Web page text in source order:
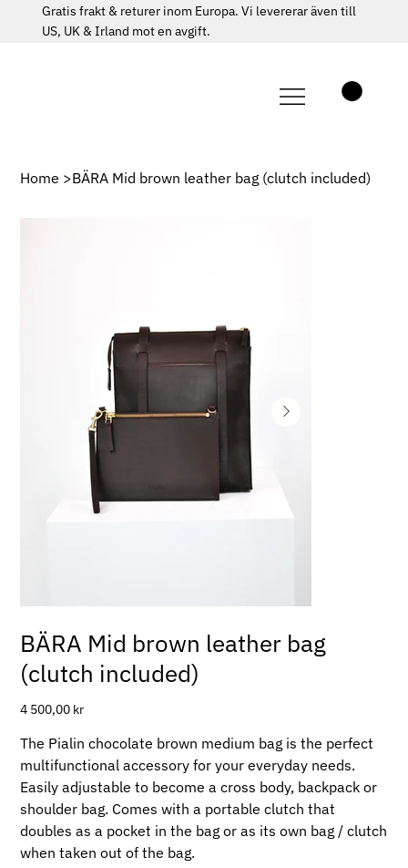
Gratis frakt & returer inom Europa. Vi levererar även till
US, UK & Irland mot en avgift.
Home >BÄRA Mid brown leather bag (clutch included)
BÄRA Mid brown leather bag
(clutch included)
Pris
4 500,00 kr
The Pialin chocolate brown medium bag is the perfect
multifunctional accessory for your everyday needs.
Easily adjustable to become a cross body, backpack or
shoulder bag. Comes with a portable clutch that
doubles as a pocket in the bag or as its own bag / clutch
when taken out of the bag.